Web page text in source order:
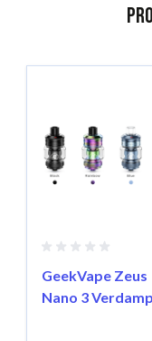
È possibile
Salta il carosello
Vai alla navigazione
GeekVape Zeus
Nano 3